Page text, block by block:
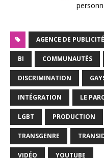
AGENCE DE PUBLICITÉ
BI COMMUNAUTÉS
DISCRIMINATION
INTÉGRATION LE
LGBT PRODUCTION
TRANSGENRE
VIDÉO YOUTUBE